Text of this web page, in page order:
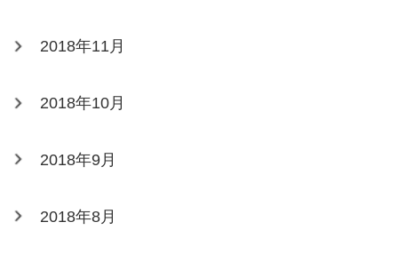
2018年11月
2018年10月
2018年9月
2018年8月